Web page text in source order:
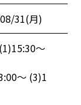
31(月)
～
～ (3)1